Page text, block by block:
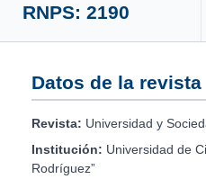
RNPS: 2190
Datos de la revista
Revista: Universidad y
Institución: Universidad de
Rodríguez”